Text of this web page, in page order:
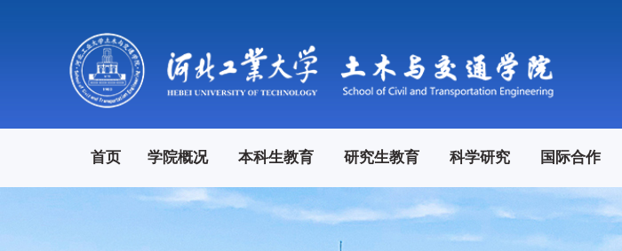
首页 学院概况 本科生教育 研究生教育 科学研究 国际合作